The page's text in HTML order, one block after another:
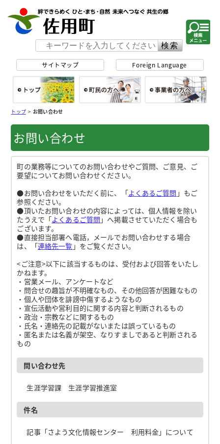
サイトマップ Foreign Language
トップ>お問い合わせ
お問い合わせ
町の業務等についてのお問い合わせやご質問、ご意見、ご
要望についてお問い合わせください。
●お問い合わせをいただく前に、「よくあるご質問 」もご
参照ください。
●頂いたお問い合わせの内容によっては、個人情報を除い
たうえで「よくあるご質問 」へ掲載させていただく場合も
ございます。
●直接担当部署へ電話，メールでお問い合わせする場合
は、「連絡先一覧 」をご覧ください。
<ご注意>以下に該当するものは、受付および回答をいたし
かねます。
・営業メール、アンケートなど
・問合せの趣旨が不明確なもの、その他回答が困難なもの
・個人や団体を誹謗中傷するようなもの
・宣伝活動や営利目的に関する内容と判断されるもの
・政治・宗教などに関するもの
・氏名・連絡先の記載がないまたは誤っているもの
・匿名または名義が架空、なりすましであると判断される
もの
問い合わせ先
生涯学習課 生涯学習推進室
件名
記事「さよう文化情報センター 利用料金」について